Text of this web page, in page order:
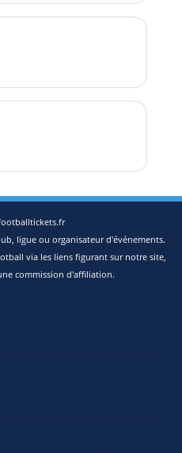
ligue ou organisateur d'événements.
via les liens figurant sur notre site,
commission d'affiliation.